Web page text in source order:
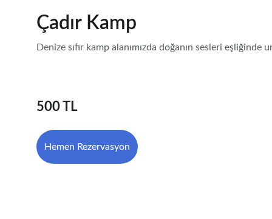
Çadır Kamp
Denize sıfır kamp alanımızda doğanın sesleri
500 TL
Hemen Rezervasyon